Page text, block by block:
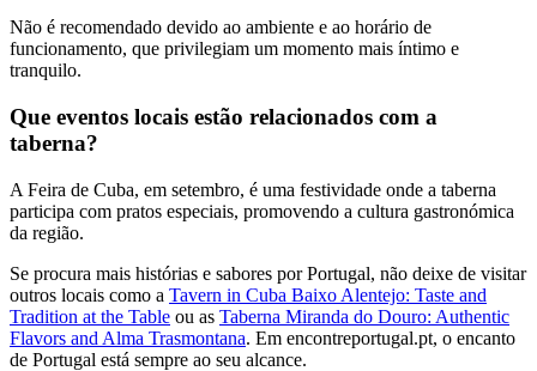
Não é recomendado devido ao ambiente e ao horário de
funcionamento, que privilegiam um momento mais íntimo e
tranquilo.
Que eventos locais estão relacionados com a
taberna?
A Feira de Cuba, em setembro, é uma festividade onde a taberna
participa com pratos especiais, promovendo a cultura gastronómica
da região.
Se procura mais histórias e sabores por Portugal, não deixe de visitar
outros locais como a Tavern in Cuba Baixo Alentejo: Taste and
Tradition at the Table ou as Taberna Miranda do Douro: Authentic
Flavors and Alma Trasmontana. Em encontreportugal.pt, o encanto
de Portugal está sempre ao seu alcance.